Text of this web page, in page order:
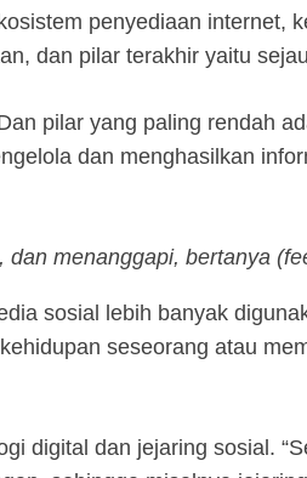
penyediaan internet,
dan pilar terakhir yaitu
pilar yang paling rendah
dan menghasilkan
menanggapi, bertanya
sosial lebih banyak
seseorang atau
digital dan jejaring sosial.